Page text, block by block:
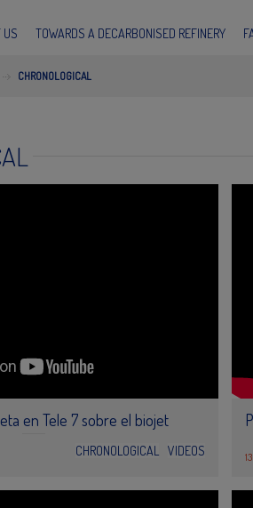
US TOWARDS A DECARBONISED REFINERY
CHRONOLOGICAL
en Tele 7 sobre el biojet
CHRONOLOGICAL VIDEOS